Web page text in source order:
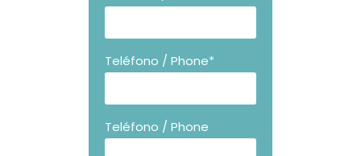
Teléfono / Phone*
Teléfono / Phone